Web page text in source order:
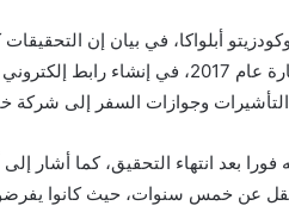
أبلواكا، في بيان إن
المعلومات الذي التحق بالسفارة عام
وجوازات السفر إلى شركة
فورا بعد انتهاء التحقيق، كما أشار
عن خمس سنوات، حيث كانوا